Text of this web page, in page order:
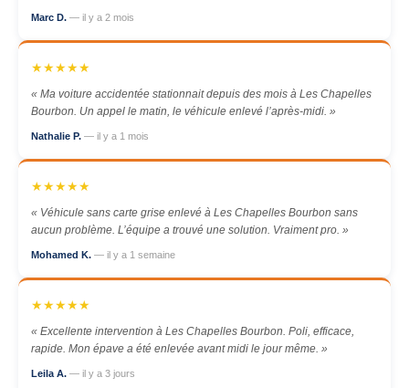
Marc D. — il y a 2 mois
★★★★★
« Ma voiture accidentée stationnait depuis des mois à Les Chapelles
Bourbon. Un appel le matin, le véhicule enlevé l’après-midi. »
Nathalie P. — il y a 1 mois
★★★★★
« Véhicule sans carte grise enlevé à Les Chapelles Bourbon sans
aucun problème. L’équipe a trouvé une solution. Vraiment pro. »
Mohamed K. — il y a 1 semaine
★★★★★
« Excellente intervention à Les Chapelles Bourbon. Poli, efficace,
rapide. Mon épave a été enlevée avant midi le jour même. »
Leila A. — il y a 3 jours